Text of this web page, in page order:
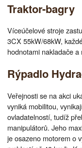
Traktor-bagry
Víceúčelové stroje
3CX 55kW/68kW,
hodnotami nakladače
Rýpadlo
Veřejnosti se na akci
vyniká mobilitou,
ovladatelností, tudíž
manipulátorů. Jeho
je osazeno motorem o